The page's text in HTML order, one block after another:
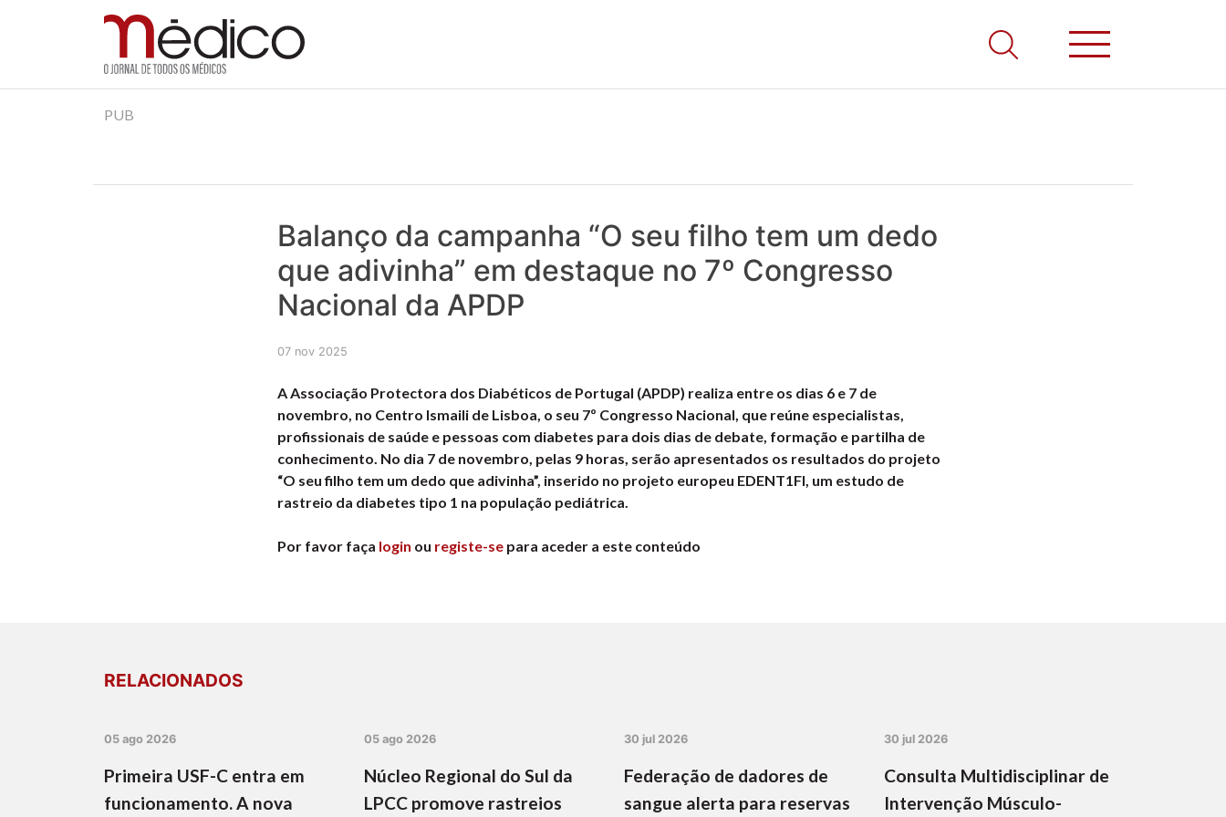
Jornal Médico
Médico – O Jornal de Todos os Médicos. Onde as notícias realmente contam! Tudo o que se passa na Saúde!
PUB
Balanço da campanha “O seu filho tem um dedo
que adivinha” em destaque no 7º Congresso
Nacional da APDP
07 nov 2025
A Associação Protectora dos Diabéticos de Portugal (APDP) realiza entre os dias 6 e 7 de
novembro, no Centro Ismaili de Lisboa, o seu 7º Congresso Nacional, que reúne especialistas,
profissionais de saúde e pessoas com diabetes para dois dias de debate, formação e partilha de
conhecimento. No dia 7 de novembro, pelas 9 horas, serão apresentados os resultados do projeto
“O seu filho tem um dedo que adivinha”, inserido no projeto europeu EDENT1FI, um estudo de
rastreio da diabetes tipo 1 na população pediátrica.
Por favor faça login ou registe-se para aceder a este conteúdo
RELACIONADOS
05 ago 2026
Primeira USF-C entra em
funcionamento. A nova
05 ago 2026
Núcleo Regional do Sul da
LPCC promove rastreios
30 jul 2026
Federação de dadores de
sangue alerta para reservas
30 jul 2026
Consulta Multidisciplinar de
Intervenção Músculo-